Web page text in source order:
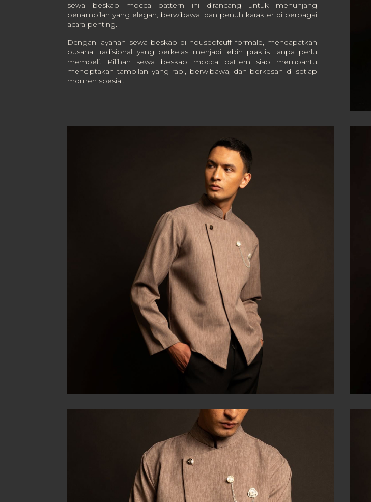
sewa beskap mocca pattern ini dirancang untuk menunjang
penampilan yang elegan, berwibawa, dan penuh karakter di berbagai
acara penting.
Dengan layanan sewa beskap di houseofcuff formale, mendapatkan
busana tradisional yang berkelas menjadi lebih praktis tanpa perlu
membeli. Pilihan sewa beskap mocca pattern siap membantu
menciptakan tampilan yang rapi, berwibawa, dan berkesan di setiap
momen spesial.